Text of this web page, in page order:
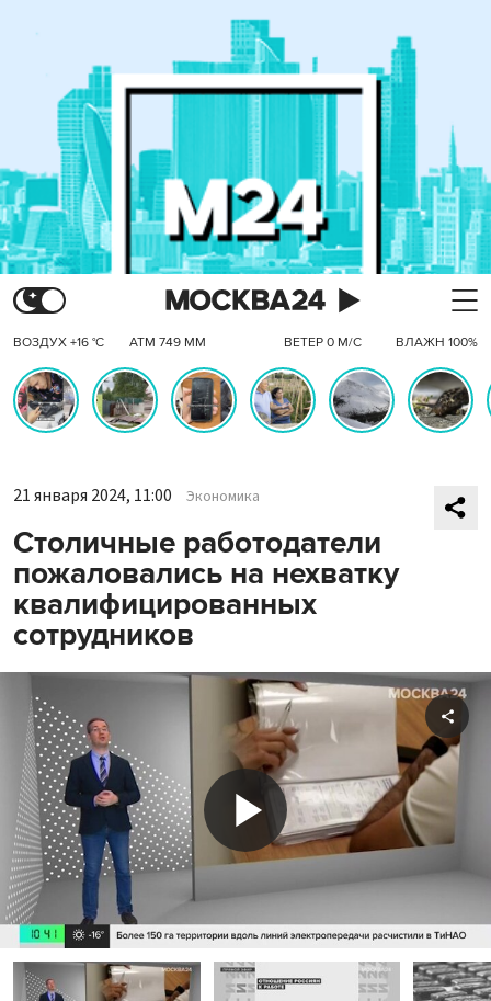
ВОЗДУХ +16 °C АТМ 749 ММ ВЕТЕР 0 М/С ВЛАЖН 100%
21 января 2024, 11:00 Экономика
Столичные работодатели
пожаловались на нехватку
квалифицированных
сотрудников
Play
Video